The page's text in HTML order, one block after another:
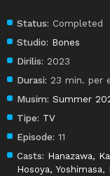
Status: Completed
Studio: Bones
Dirilis: 2023
Durasi: 23 min. per
Musim: Summer
Tipe: TV
Episode: 11
Casts: Hanazawa,
Hosoya, Yoshimasa,